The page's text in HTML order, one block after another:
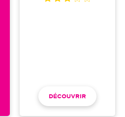
DÉCOUVRIR